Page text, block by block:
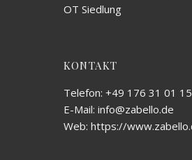
OT Siedlung
KONTAKT
Telefon: +49 176 31 01
E-Mail: info@zabello.de
Web: https://